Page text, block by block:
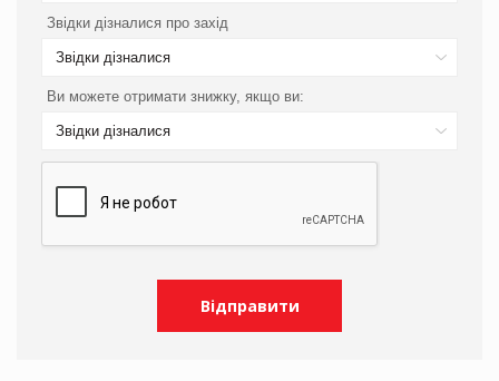
Звідки дізналися про захід
Звідки дізналися
Ви можете отримати знижку, якщо ви:
Звідки дізналися